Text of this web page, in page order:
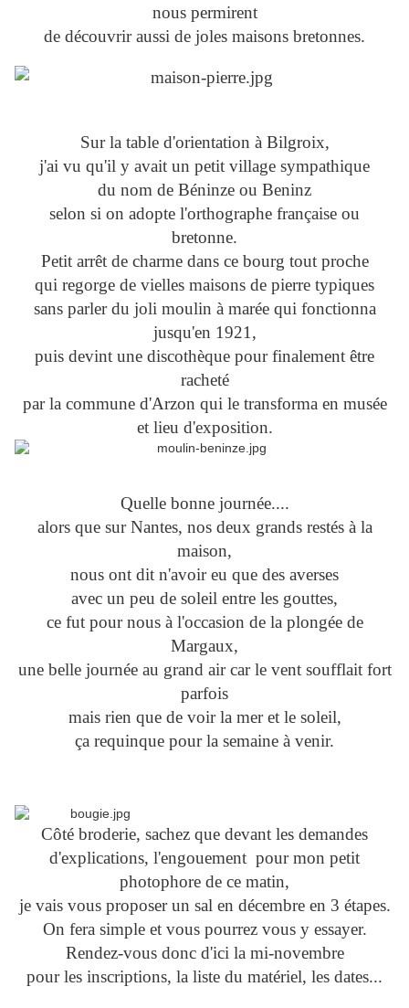
nous permirent
de découvrir aussi de joles maisons bretonnes.
Sur la table d'orientation à Bilgroix,
j'ai vu qu'il y avait un petit village sympathique
du nom de Béninze ou Beninz
selon si on adopte l'orthographe française ou
bretonne.
Petit arrêt de charme dans ce bourg tout proche
qui regorge de vielles maisons de pierre typiques
sans parler du joli moulin à marée qui fonctionna
jusqu'en 1921,
puis devint une discothèque pour finalement être
racheté
par la commune d'Arzon qui le transforma en musée
et lieu d'exposition.
Quelle bonne journée....
alors que sur Nantes, nos deux grands restés à la
maison,
nous ont dit n'avoir eu que des averses
avec un peu de soleil entre les gouttes,
ce fut pour nous à l'occasion de la plongée de
Margaux,
une belle journée au grand air car le vent soufflait fort
parfois
mais rien que de voir la mer et le soleil,
ça requinque pour la semaine à venir.
Côté broderie, sachez que devant les demandes
d'explications, l'engouement pour mon petit
photophore de ce matin,
je vais vous proposer un sal en décembre en 3 étapes.
On fera simple et vous pourrez vous y essayer.
Rendez-vous donc d'ici la mi-novembre
pour les inscriptions, la liste du matériel, les dates...